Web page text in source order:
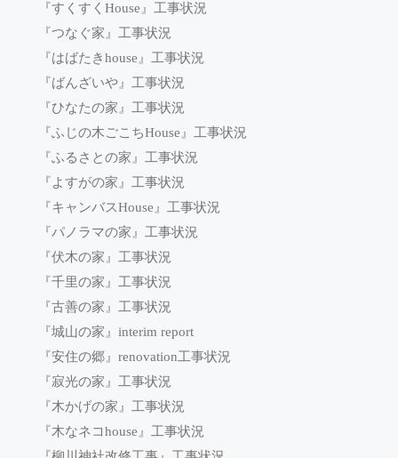
『すくすくHouse』工事状況
『つなぐ家』工事状況
『はばたきhouse』工事状況
『ばんざいや』工事状況
『ひなたの家』工事状況
『ふじの木ごこちHouse』工事状況
『ふるさとの家』工事状況
『よすがの家』工事状況
『キャンバスHouse』工事状況
『パノラマの家』工事状況
『伏木の家』工事状況
『千里の家』工事状況
『古善の家』工事状況
『城山の家』interim report
『安住の郷』renovation工事状況
『寂光の家』工事状況
『木かげの家』工事状況
『木なネコhouse』工事状況